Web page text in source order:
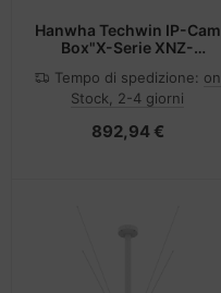
Hanwha Techwin IP-Cam
Box"X-Serie XNZ-
Netzwerkkamera
Tempo di spedizione: on
Stock, 2-4 giorni
892,94 €